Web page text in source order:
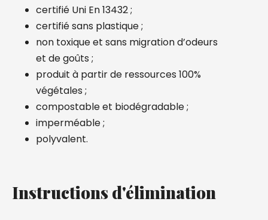
certifié Uni En 13432 ;
certifié sans plastique ;
non toxique et sans migration d’odeurs
et de goûts ;
produit à partir de ressources 100%
végétales ;
compostable et biodégradable ;
imperméable ;
polyvalent.
Instructions d'élimination